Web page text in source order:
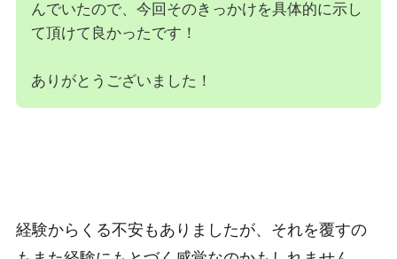
んでいたので、今回そのきっかけを具体的に示し
て頂けて良かったです！
ありがとうございました！
経験からくる不安もありましたが、それを覆すの